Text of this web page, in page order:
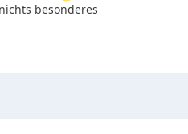
besonderes